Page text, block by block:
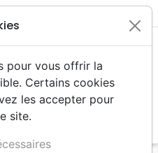
pour vous offrir la
Certains cookies
les accepter pour
site.